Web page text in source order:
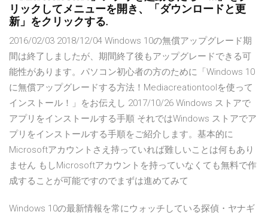
リックしてメニューを開き、「ダウンロードと更
新」をクリックする.
2016/02/03 2018/12/04 Windows 10の無償アップグレード期
間は終了しましたが、期間終了後もアップグレードできる可
能性があります。パソコン初心者の方のために「Windows 10
に無償アップグレードする方法！Mediacreationtoolを使って
インストール！」をお伝えし 2017/10/26 Windows ストアで
アプリをインストールする手順 それではWindows ストアでア
プリをインストールする手順をご紹介します。基本的に
Microsoftアカウントさえ持っていれば難しいことは何もあり
ません もしMicrosoftアカウントを持っていなくても無料で作
成することが可能ですのでまずは進めてみて
Windows 10の最新情報を常にウォッチしている探偵・ヤナギ